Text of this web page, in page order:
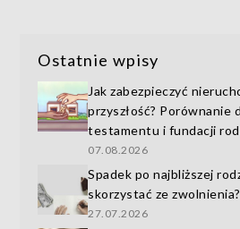
Ostatnie wpisy
Jak zabezpieczyć
przyszłość? Porównanie
testamentu i fundacji
07.08.2026
Spadek po najbliższej
skorzystać ze zwolnienia?
27.07.2026